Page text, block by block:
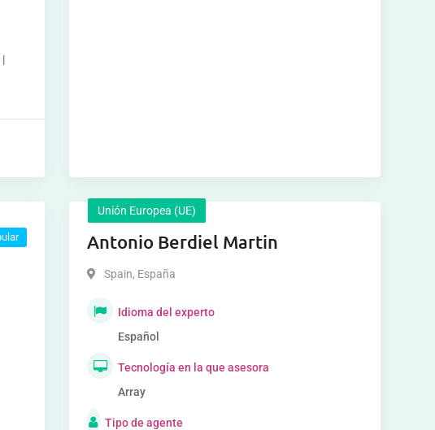
|
Unión Europea (UE)
Antonio Berdiel Martin
Spain, España
Idioma del experto
Español
Tecnología en la que asesora
Array
Tipo de agente